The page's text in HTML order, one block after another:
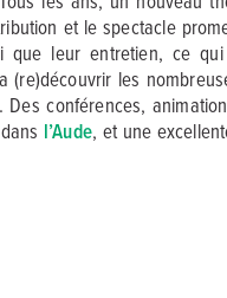
et le spectacle
que leur entretien, ce
(re)découvrir les
conférences,
l’Aude, et une